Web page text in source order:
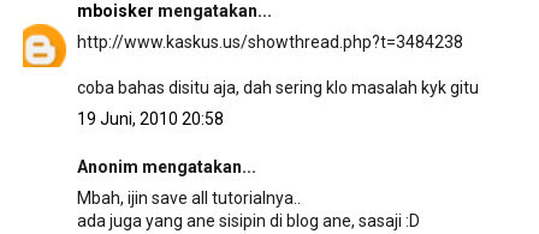
mboisker mengatakan...
http://www.kaskus.us/showthread.php?t=3484238
coba bahas disitu aja, dah sering klo masalah kyk gitu
19 Juni, 2010 20:58
Anonim mengatakan...
Mbah, ijin save all tutorialnya..
ada juga yang ane sisipin di blog ane, sasaji :D